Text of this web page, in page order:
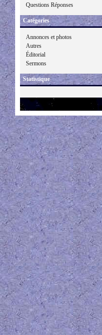
Questions Réponses
Catégories
Annonces et photos
Autres
Éditorial
Sermons
Statistique